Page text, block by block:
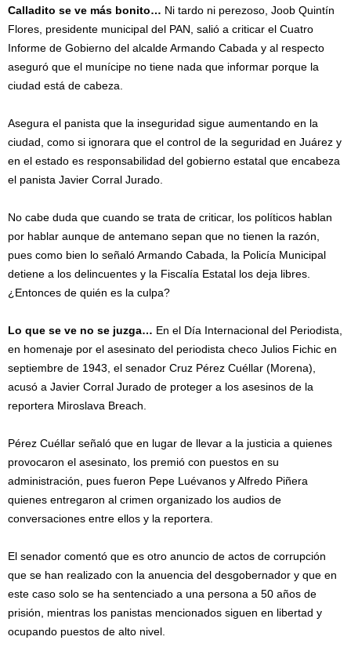
Calladito se ve más bonito… Ni tardo ni perezoso, Joob Quintín
Flores, presidente municipal del PAN, salió a criticar el Cuatro
Informe de Gobierno del alcalde Armando Cabada y al respecto
aseguró que el munícipe no tiene nada que informar porque la
ciudad está de cabeza.
Asegura el panista que la inseguridad sigue aumentando en la
ciudad, como si ignorara que el control de la seguridad en Juárez y
en el estado es responsabilidad del gobierno estatal que encabeza
el panista Javier Corral Jurado.
No cabe duda que cuando se trata de criticar, los políticos hablan
por hablar aunque de antemano sepan que no tienen la razón,
pues como bien lo señaló Armando Cabada, la Policía Municipal
detiene a los delincuentes y la Fiscalía Estatal los deja libres.
¿Entonces de quién es la culpa?
Lo que se ve no se juzga… En el Día Internacional del Periodista,
en homenaje por el asesinato del periodista checo Julios Fichic en
septiembre de 1943, el senador Cruz Pérez Cuéllar (Morena),
acusó a Javier Corral Jurado de proteger a los asesinos de la
reportera Miroslava Breach.
Pérez Cuéllar señaló que en lugar de llevar a la justicia a quienes
provocaron el asesinato, los premió con puestos en su
administración, pues fueron Pepe Luévanos y Alfredo Piñera
quienes entregaron al crimen organizado los audios de
conversaciones entre ellos y la reportera.
El senador comentó que es otro anuncio de actos de corrupción
que se han realizado con la anuencia del desgobernador y que en
este caso solo se ha sentenciado a una persona a 50 años de
prisión, mientras los panistas mencionados siguen en libertad y
ocupando puestos de alto nivel.